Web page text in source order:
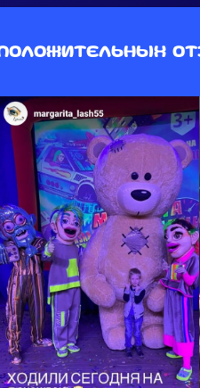
отзывов